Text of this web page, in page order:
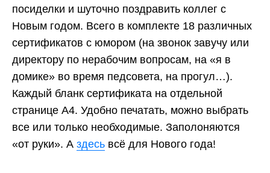
посиделки и шуточно поздравить коллег с
Новым годом. Всего в комплекте 18 различных
сертификатов с юмором (на звонок завучу или
директору по нерабочим вопросам, на «я в
домике» во время педсовета, на прогул…).
Каждый бланк сертификата на отдельной
странице А4. Удобно печатать, можно выбрать
все или только необходимые. Заполоняются
«от руки». А здесь всё для Нового года!